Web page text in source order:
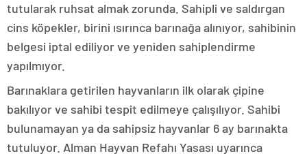
tutularak ruhsat almak zorunda. Sahipli ve saldırgan
cins köpekler, birini ısırınca barınağa alınıyor, sahibinin
belgesi iptal ediliyor ve yeniden sahiplendirme
yapılmıyor.
Barınaklara getirilen hayvanların ilk olarak çipine
bakılıyor ve sahibi tespit edilmeye çalışılıyor. Sahibi
bulunamayan ya da sahipsiz hayvanlar 6 ay barınakta
tutuluyor. Alman Hayvan Refahı Yasası uyarınca